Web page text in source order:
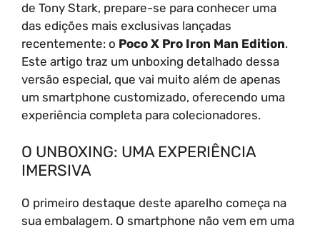
de Tony Stark, prepare-se para conhecer uma
das edições mais exclusivas lançadas
recentemente: o Poco X Pro Iron Man Edition.
Este artigo traz um unboxing detalhado dessa
versão especial, que vai muito além de apenas
um smartphone customizado, oferecendo uma
experiência completa para colecionadores.
O UNBOXING: UMA EXPERIÊNCIA
IMERSIVA
O primeiro destaque deste aparelho começa na
sua embalagem. O smartphone não vem em uma